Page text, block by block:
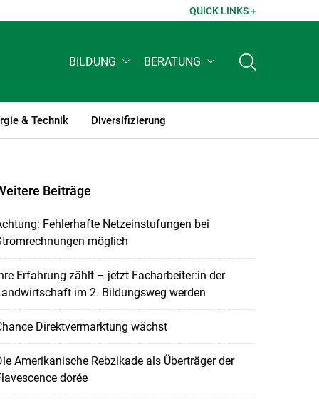
QUICK LINKS +
BILDUNG BERATUNG
& Technik Diversifizierung
Beiträge
Fehlerhafte Netzeinstufungen bei
möglich
Erfahrung zählt – jetzt Facharbeiter:in der
im 2. Bildungsweg werden
Direktvermarktung wächst
Amerikanische Rebzikade als Überträger der
dorée